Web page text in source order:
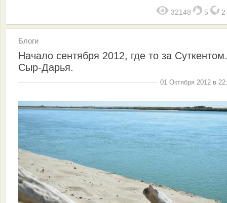
32148 5 2
Блоги
Начало сентября 2012, где то за Суткентом.
Сыр-Дарья.
01 Октября 2012 в